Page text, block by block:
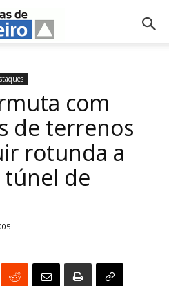
com
de terrenos
rotunda a
túnel de